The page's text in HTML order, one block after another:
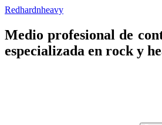
Redhardnheavy
Medio profesional de
especializada en rock y